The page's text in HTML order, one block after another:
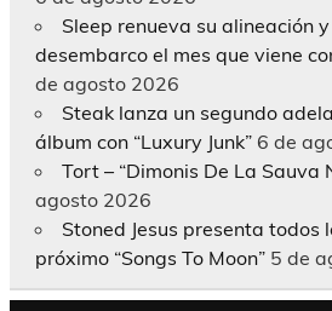
Sleep renueva su alineación
desembarco el mes que viene
de agosto 2026
Steak lanza un segundo
álbum con “Luxury Junk” 6 de
Tort – “Dimonis De La Sauva
agosto 2026
Stoned Jesus presenta todos
próximo “Songs To Moon” 5 de